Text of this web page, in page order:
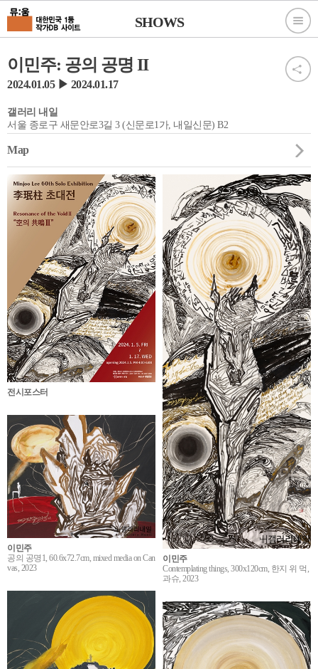
SHOWS
이민주: 공의 공명 II
2024.01.05 ▶ 2024.01.17
갤러리 내일
서울 종로구 새문안로3길 3 (신문로1가, 내일신문) B2
Map
전시포스터
이민주
Contemplating things, 300x120cm, 한지 위 먹,
과슈, 2023
이민주
공의 공명1, 60.6x72.7cm, mixed media on Can
vas, 2023